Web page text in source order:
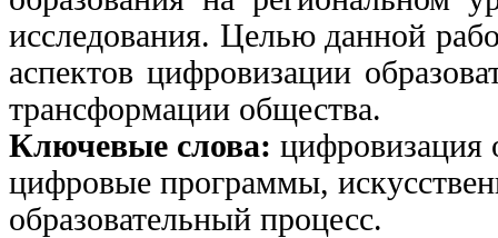
исследования. Целью данной
аспектов цифровизации
трансформации общества.
Ключевые слова: цифровизация
цифровые программы,
образовательный процесс.